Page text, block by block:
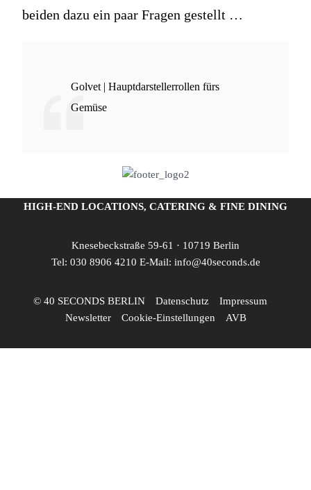
beiden dazu ein paar Fragen gestellt …
Golvet | Hauptdarstellerrollen fürs
Gemüse
HIGH-END LOCATIONS, CATERING & FINE DINING
Knesebeckstraße 59-61 · 10719 Berlin
Tel: 030 8906 4210 E-Mail: info@40seconds.de
© 40 SECONDS BERLIN Datenschutz
Impressum
Newsletter
Cookie-Einstellungen AVB